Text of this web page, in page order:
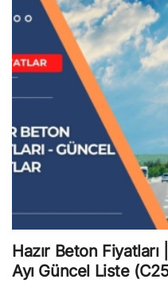
Hazır Beton Fiyatları
Ayı Güncel Liste